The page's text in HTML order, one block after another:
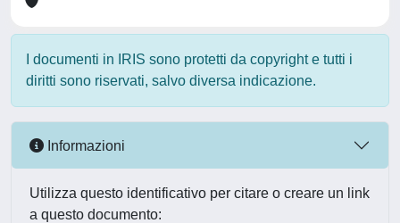
I documenti in IRIS sono protetti da copyright e tutti i
diritti sono riservati, salvo diversa indicazione.
Informazioni
Utilizza questo identificativo per citare o creare un link
a questo documento: